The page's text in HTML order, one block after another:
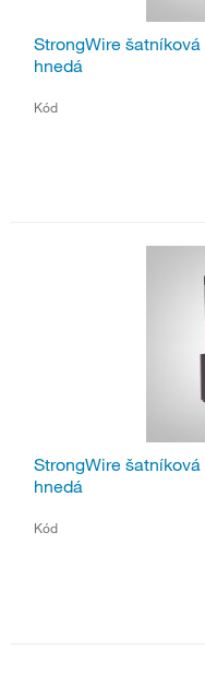
StrongWire
hnedá
Kód
StrongWire
hnedá
Kód